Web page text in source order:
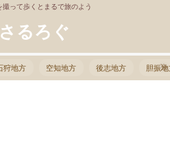
って歩くとまるで旅のよう
るろぐ
狩地方 空知地方 後志地方 胆振